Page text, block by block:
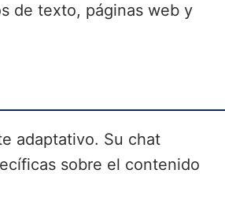
de texto, páginas web y
adaptativo. Su chat
sobre el contenido